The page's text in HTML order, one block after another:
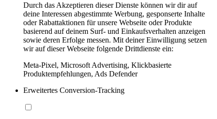
Durch das Akzeptieren dieser Dienste können wir dir auf
deine Interessen abgestimmte Werbung, gesponserte Inhalte
oder Rabattaktionen für unsere Webseite oder Produkte
basierend auf deinem Surf- und Einkaufsverhalten anzeigen
sowie deren Erfolge messen. Mit deiner Einwilligung setzen
wir auf dieser Webseite folgende Drittdienste ein:
Meta-Pixel, Microsoft Advertising, Klickbasierte
Produktempfehlungen, Ads Defender
Erweitertes Conversion-Tracking